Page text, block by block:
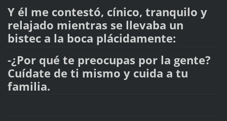
Y él me contestó, cínico, tranquilo y
relajado mientras se llevaba un
bistec a la boca plácidamente:
-¿Por qué te preocupas por la gente?
Cuídate de ti mismo y cuida a tu
familia.